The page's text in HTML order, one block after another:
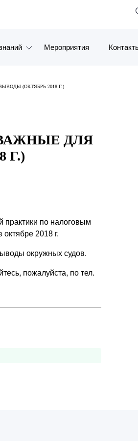
экспертов
Мероприятия
(ОКТЯБРЬ 2018 Г.)
ДЛЯ
Г.)
практики по налоговым
2018 г.
окружных судов.
пожалуйста, по тел.